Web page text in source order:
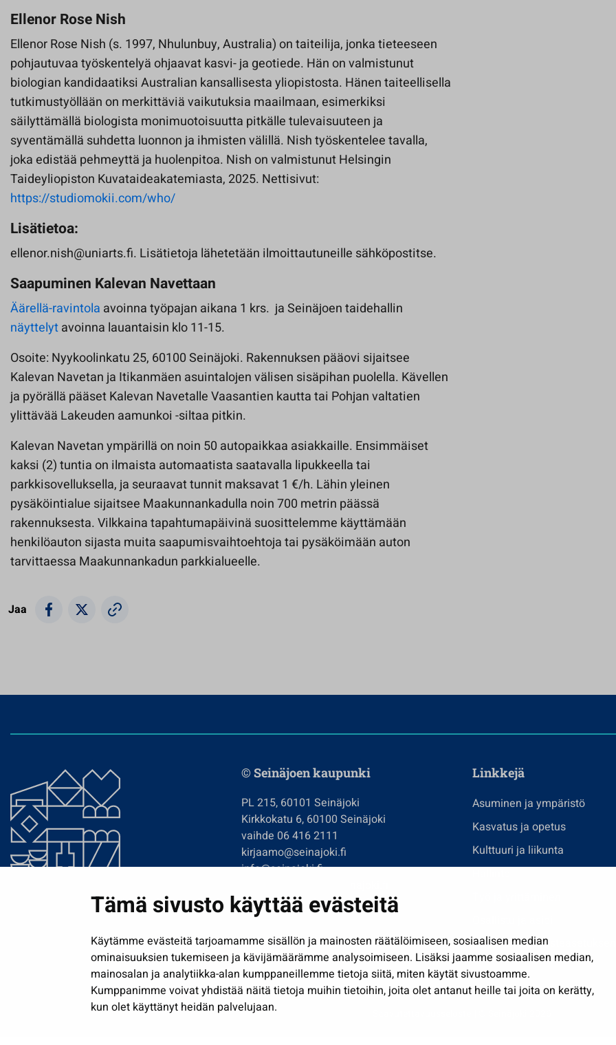
Tämä sivusto käyttää evästeitä
Käytämme evästeitä tarjoamamme sisällön ja mainosten räätälöimiseen, sosiaalisen median
ominaisuuksien tukemiseen ja kävijämäärämme analysoimiseen. Lisäksi jaamme sosiaalisen median,
mainosalan ja analytiikka-alan kumppaneillemme tietoja siitä, miten käytät sivustoamme.
Kumppanimme voivat yhdistää näitä tietoja muihin tietoihin, joita olet antanut heille tai joita on kerätty,
kun olet käyttänyt heidän palvelujaan.
Ellenor Rose Nish
Ellenor Rose Nish (s. 1997, Nhulunbuy, Australia) on taiteilija, jonka tieteeseen
pohjautuvaa työskentelyä ohjaavat kasvi- ja geotiede. Hän on valmistunut
biologian kandidaatiksi Australian kansallisesta yliopistosta. Hänen taiteellisella
tutkimustyöllään on merkittäviä vaikutuksia maailmaan, esimerkiksi
säilyttämällä biologista monimuotoisuutta pitkälle tulevaisuuteen ja
syventämällä suhdetta luonnon ja ihmisten välillä. Nish työskentelee tavalla,
joka edistää pehmeyttä ja huolenpitoa. Nish on valmistunut Helsingin
Taideyliopiston Kuvataideakatemiasta, 2025. Nettisivut:
https://studiomokii.com/who/
Lisätietoa:
ellenor.nish@uniarts.fi. Lisätietoja lähetetään ilmoittautuneille sähköpostitse.
Saapuminen Kalevan Navettaan
Äärellä-ravintola avoinna työpajan aikana 1 krs. ja Seinäjoen taidehallin
näyttelytavoinna lauantaisin klo 11-15.
Osoite: Nyykoolinkatu 25, 60100 Seinäjoki. Rakennuksen pääovi sijaitsee
Kalevan Navetan ja Itikanmäen asuintalojen välisen sisäpihan puolella. Kävellen
ja pyörällä pääset Kalevan Navetalle Vaasantien kautta tai Pohjan valtatien
ylittävää Lakeuden aamunkoi -siltaa pitkin.
Kalevan Navetan ympärillä on noin 50 autopaikkaa asiakkaille. Ensimmäiset
kaksi (2) tuntia on ilmaista automaatista saatavalla lipukkeella tai
parkkisovelluksella, ja seuraavat tunnit maksavat 1 €/h. Lähin yleinen
pysäköintialue sijaitsee Maakunnankadulla noin 700 metrin päässä
rakennuksesta. Vilkkaina tapahtumapäivinä suosittelemme käyttämään
henkilöauton sijasta muita saapumisvaihtoehtoja tai pysäköimään auton
tarvittaessa Maakunnankadun parkkialueelle.
Jaa
© Seinäjoen kaupunki
PL 215, 60101 Seinäjoki
Kirkkokatu 6, 60100 Seinäjoki
vaihde 06 416 2111
kirjaamo@seinajoki.fi
info@seinajoki.fi
Tilaa uutiskirje
Linkkejä
Asuminen ja ympäristö
Kasvatus ja opetus
Kulttuuri ja liikunta
Näytä omat